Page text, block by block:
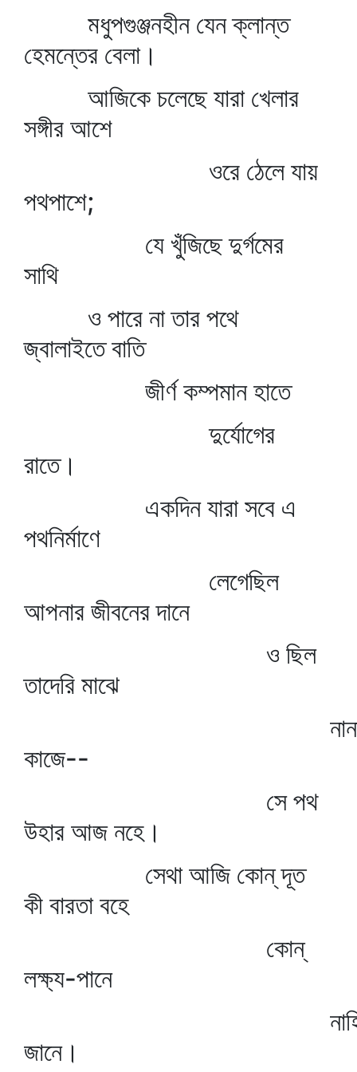
মধুপগুঞ্জনহীন যেন ক্লান্ত
হেমন্তের বেলা।
আজিকে চলেছে যারা খেলার
সঙ্গীর আশে
ওরে ঠেলে যায়
পথপাশে;
যে খুঁজিছে দুর্গমের
সাথি
ও পারে না তার পথে
জ্বালাইতে বাতি
জীর্ণ কম্পমান হাতে
দুর্যোগের
রাতে।
একদিন যারা সবে এ
পথনির্মাণে
লেগেছিল
আপনার জীবনের দানে
ও ছিল
তাদেরি মাঝে
কাজে--
সে পথ
উহার আজ নহে।
সেথা আজি কোন্‌ দূত
কী বারতা বহে
কোন্‌
লক্ষ্য-পানে
জানে।